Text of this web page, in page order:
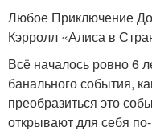
Любое Приключение
Кэрролл «Алиса в
Всё началось ровно 6
банального события,
преобразиться это
открывают для себя